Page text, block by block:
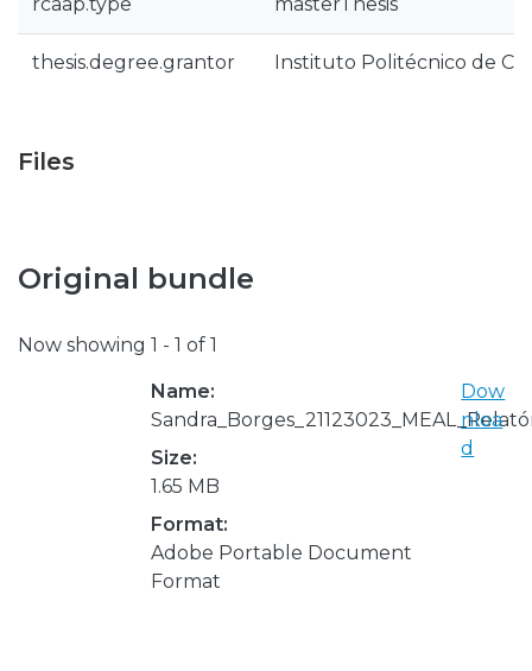
thesis.degree.grantor Instituto Politécnico de
Files
Original bundle
Now showing 1 - 1 of 1
Name:
Size:
1.65 MB
Format:
Adobe Portable Document
Format
Dow
nloa
d